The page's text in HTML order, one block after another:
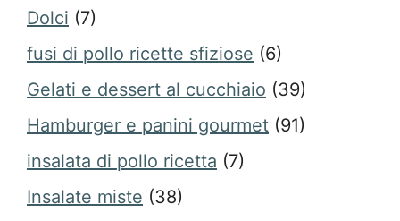
Dolci (7)
fusi di pollo ricette sfiziose (6)
Gelati e dessert al cucchiaio (39)
Hamburger e panini gourmet (91)
insalata di pollo ricetta (7)
Insalate miste (38)